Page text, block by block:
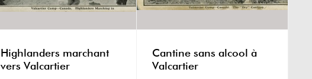
Highlanders marchant
vers Valcartier
Cantine sans alcool à
Valcartier